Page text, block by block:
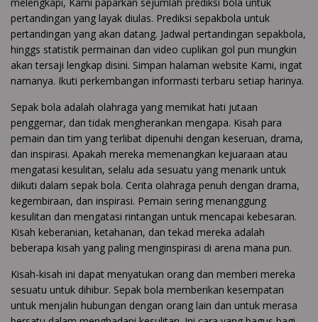
melengkapi, Kami paparkan sejumlah prediksi bola untuk
pertandingan yang layak diulas. Prediksi sepakbola untuk
pertandingan yang akan datang. Jadwal pertandingan sepakbola,
hinggs statistik permainan dan video cuplikan gol pun mungkin
akan tersaji lengkap disini. Simpan halaman website Kami, ingat
namanya. Ikuti perkembangan informasti terbaru setiap harinya.
Sepak bola adalah olahraga yang memikat hati jutaan
penggemar, dan tidak mengherankan mengapa. Kisah para
pemain dan tim yang terlibat dipenuhi dengan keseruan, drama,
dan inspirasi. Apakah mereka memenangkan kejuaraan atau
mengatasi kesulitan, selalu ada sesuatu yang menarik untuk
diikuti dalam sepak bola. Cerita olahraga penuh dengan drama,
kegembiraan, dan inspirasi. Pemain sering menanggung
kesulitan dan mengatasi rintangan untuk mencapai kebesaran.
Kisah keberanian, ketahanan, dan tekad mereka adalah
beberapa kisah yang paling menginspirasi di arena mana pun.
Kisah-kisah ini dapat menyatukan orang dan memberi mereka
sesuatu untuk dihibur. Sepak bola memberikan kesempatan
untuk menjalin hubungan dengan orang lain dan untuk merasa